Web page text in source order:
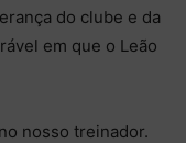
do clube e da
em que o Leão
nosso treinador.